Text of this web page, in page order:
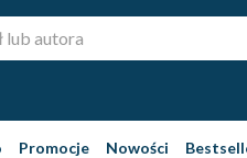
Promocje Nowości